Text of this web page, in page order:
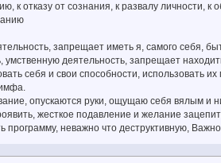
к отказу от сознания, к развалу личности, к
запрещает иметь я, самого себя,
умственную деятельность, запрещает
себя и свои способности, использовать
опускаются руки, ощущаю себя вялым и
жесткое подавление и желание
программу, неважно что деструктивную,